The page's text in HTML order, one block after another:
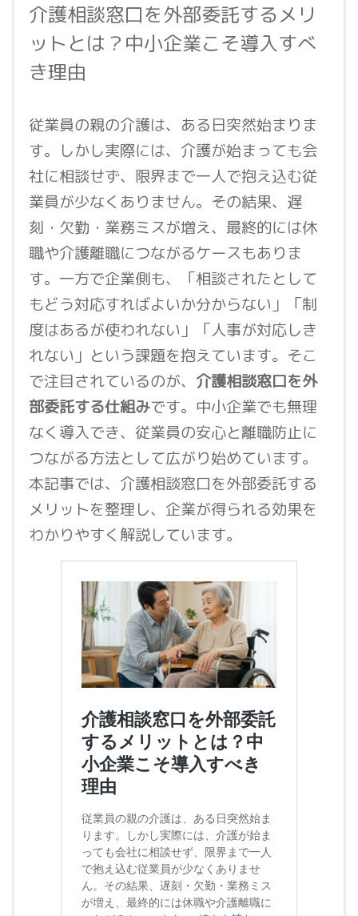
介護相談窓口を外部委託するメリ
ットとは？中小企業こそ導入すべ
き理由
従業員の親の介護は、ある日突然始まりま
す。しかし実際には、介護が始まっても会
社に相談せず、限界まで一人で抱え込む従
業員が少なくありません。その結果、遅
刻・欠勤・業務ミスが増え、最終的には休
職や介護離職につながるケースもありま
す。一方で企業側も、「相談されたとして
もどう対応すればよいか分からない」「制
度はあるが使われない」「人事が対応しき
れない」という課題を抱えています。そこ
で注目されているのが、 介護相談窓口を外
部委託する仕組みです。中小企業でも無理
なく導入でき、従業員の安心と離職防止に
つながる方法として広がり始めています。
本記事では、介護相談窓口を外部委託する
メリットを整理し、企業が得られる効果を
わかりやすく解説しています。